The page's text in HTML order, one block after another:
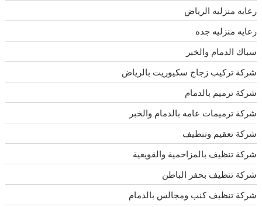
رعايه منزليه الرياض
رعايه منزليه جده
سباك الدمام والخبر
شركة تركيب زجاج سكيوريت بالرياض
شركة ترميم بالدمام
شركة ترميمات عامه بالدمام والخبر
شركة تعقيم وتنظيف
شركة تنظيف بالمزاحمية والقويعية
شركة تنظيف بحفر الباطن
شركة تنظيف كنب ومجالس بالدمام